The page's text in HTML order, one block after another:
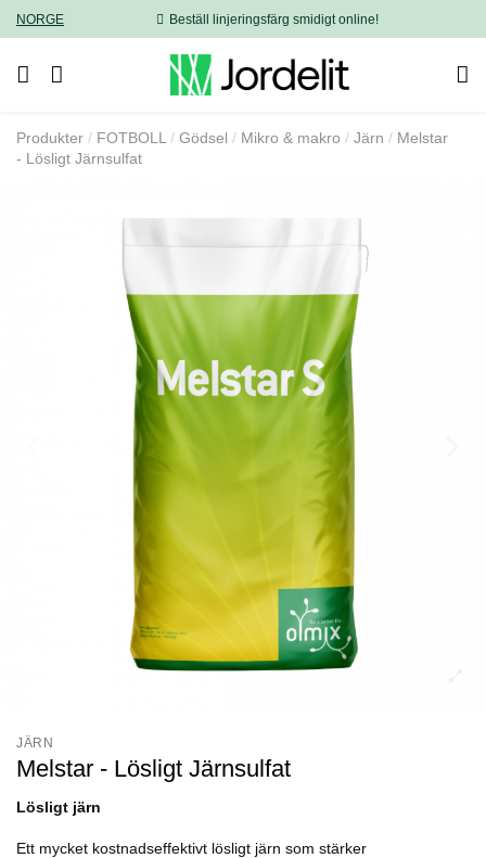
NORGE Beställ linjeringsfärg smidigt online!
Produkter FOTBOLL Gödsel Mikro & makro Järn
Melstar
- Lösligt Järnsulfat
JÄRN
Melstar - Lösligt Järnsulfat
Lösligt järn
Ett mycket kostnadseffektivt lösligt järn som stärker